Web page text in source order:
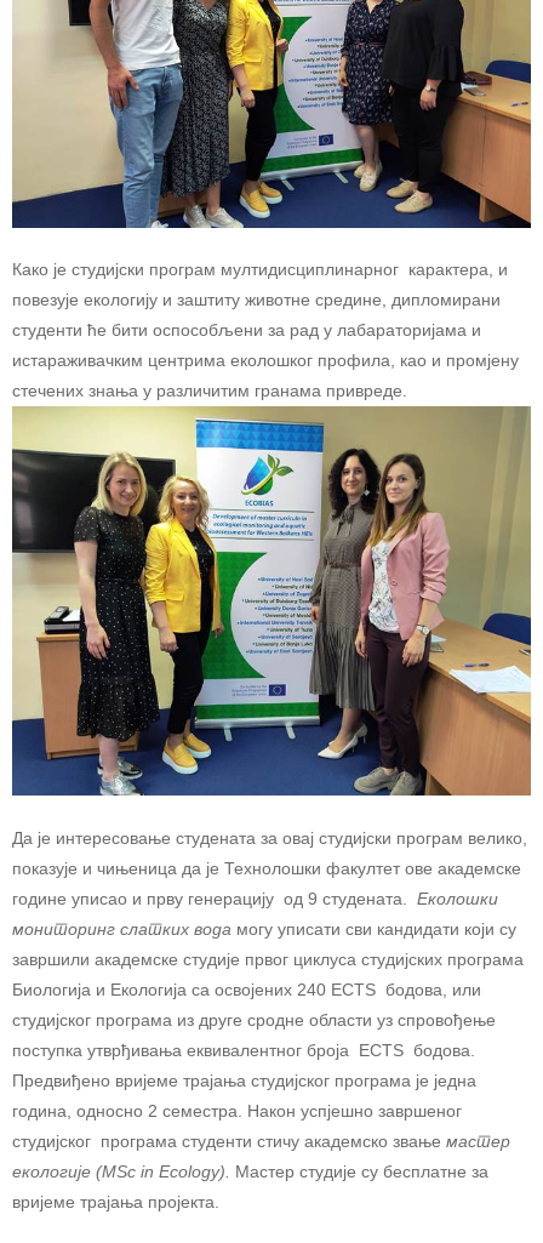
Како је студијски програм мултидисциплинарног карактера, и
повезује екологију и заштиту животне средине, дипломирани
студенти ће бити оспособљени за рад у лабараторијама и
истараживачким центрима еколошког профила, као и промјену
стечених знања у различитим гранама привреде.
Да је интересовање студената за овај студијски програм велико,
показује и чињеница да је Технолошки факултет ове академске
године уписао и прву генерацију од 9 студената. Еколошки
мониторинг слатких вода могу уписати сви кандидати који су
завршили академске студије првог циклуса студијских програма
Биологија и Екологија са освојених 240 ECTS бодова, или
студијског програма из друге сродне области уз спровођење
поступка утврђивања еквивалентног броја ECTS бодова.
Предвиђено вријеме трајања студијског програма је једна
година, односно 2 семестра. Након успјешно завршеног
студијског програма студенти стичу академско звањe мастер
екологије (MSc in Ecology)
Мастер студије су бесплатне за
вријеме трајања пројекта.